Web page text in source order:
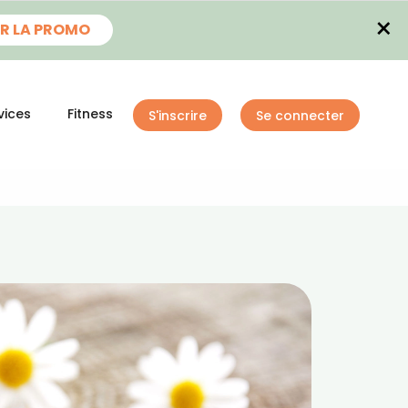
LA PROMO ×
Fitness S'inscrire Se connecter